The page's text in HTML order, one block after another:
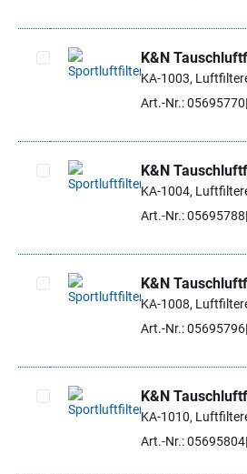
Artikel auswählen
K&N
KA-1003,
Art.-Nr.: 05695770
Artikel auswählen
K&N
KA-1004,
Art.-Nr.: 05695788
Artikel auswählen
K&N
KA-1008,
Art.-Nr.: 05695796
Artikel auswählen
K&N
KA-1010,
Art.-Nr.: 05695804